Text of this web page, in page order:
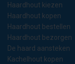
Haardhout kiezen
Haardhout kopen
Haardhout bestellen
Haardhout bezorgen
De haard aansteken
Kachelhout kopen